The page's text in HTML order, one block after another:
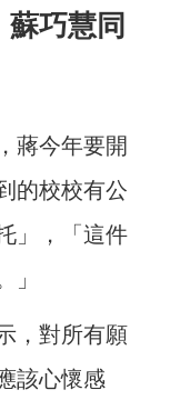
巧慧同
蔣今年要開
的校校有公
」，「這件
」
，對所有願
該心懷感